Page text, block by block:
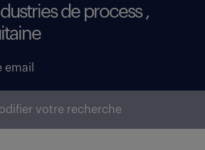
de process ,
email
votre recherche